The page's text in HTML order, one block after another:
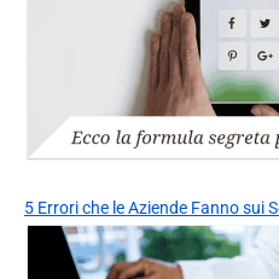
5 Errori che le Aziende Fanno sui